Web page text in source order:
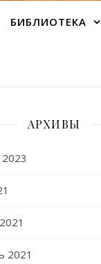
БИБЛИОТЕКА
АРХИВЫ
2021